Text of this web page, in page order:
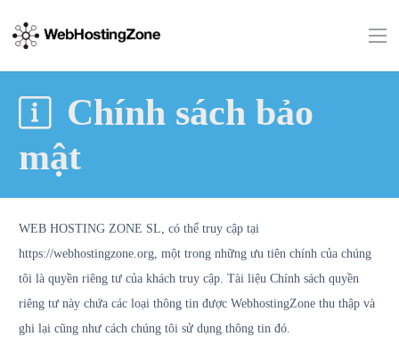
Chính sách bảo
mật
WEB HOSTING ZONE SL, có thể truy cập tại
https://webhostingzone.org, một trong những ưu tiên chính của chúng
tôi là quyền riêng tư của khách truy cập. Tài liệu Chính sách quyền
riêng tư này chứa các loại thông tin được WebhostingZone thu thập và
ghi lại cũng như cách chúng tôi sử dụng thông tin đó.